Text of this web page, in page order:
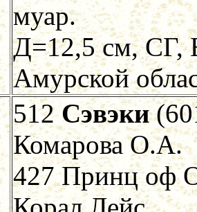
муар.
Д=12,5 см, СГ,
Амурской
512Сэвэки
Комарова О.А.
427 Принц оф